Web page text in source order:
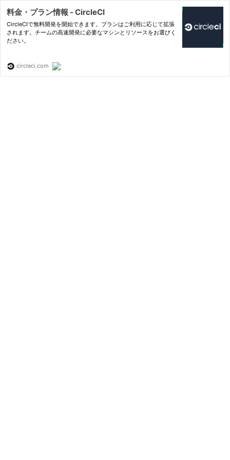
料金・プラン情報 - CircleCI
CircleCIで無料開発を開始できます。プランはご利用に応じて拡張
されます。チームの高速開発に必要なマシンとリソースをお選びく
ださい。
circleci.com